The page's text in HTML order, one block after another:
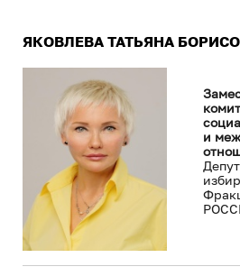
ЯКОВЛЕВА ТАТЬЯНА
и